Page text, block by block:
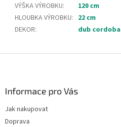
VÝŠKA VÝROBKU:
120 cm
HLOUBKA VÝROBKU: 22 cm
DEKOR: dub cordoba
Informace pro Vás
Jak nakupovat
Doprava